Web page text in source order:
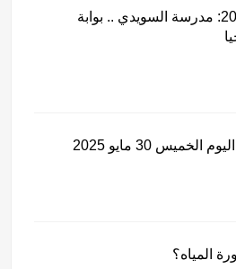
بدائل الثانوية العامة 2026: مدرسة السويدي .. بوابة
30 مايو 2025
المياه؟